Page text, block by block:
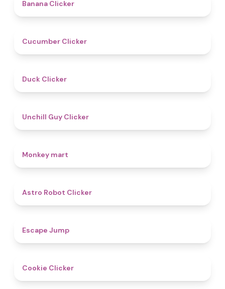
Banana Clicker
Cucumber Clicker
Duck Clicker
Unchill Guy Clicker
Monkey mart
Astro Robot Clicker
Escape Jump
Cookie Clicker